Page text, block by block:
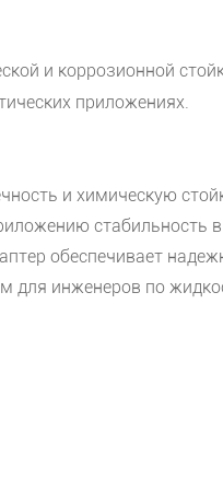
и коррозионной
приложениях.
и химическую
стабильность
обеспечивает
для инженеров по